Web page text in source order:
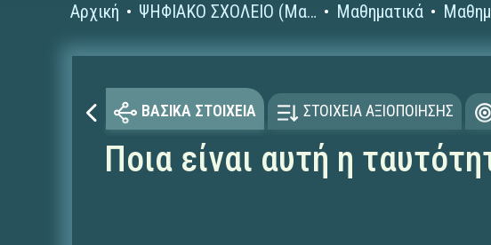
Αρχική ΨΗΦΙΑΚΟ ΣΧΟΛΕΙΟ (Μαθησιακά Αντικείμενα) Μαθηματικά
ΒΑΣΙΚΑ ΣΤΟΙΧΕΙΑ ΣΤΟΙΧΕΙΑ ΑΞΙΟΠΟΙΗΣΗΣ
Ποια είναι αυτή η